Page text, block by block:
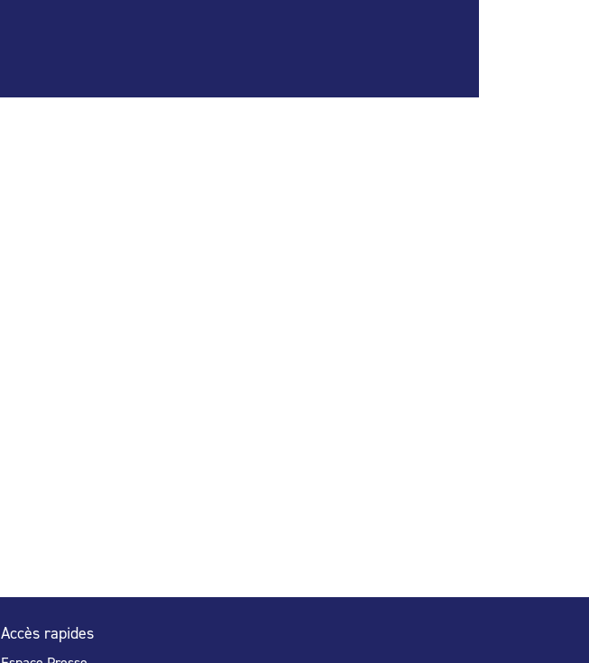
Accès rapides